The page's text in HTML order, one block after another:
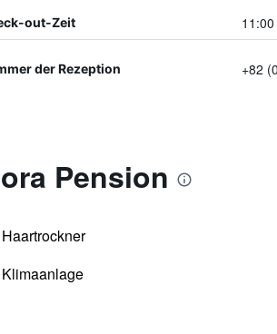
out-Zeit 11:00
der Rezeption +82
Pension
Haartrockner
Klimaanlage